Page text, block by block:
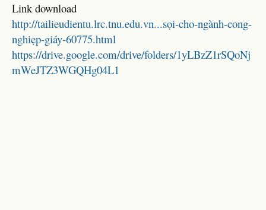
Link download
http://tailieudientu.lrc.tnu.edu.vn...sọi-cho-ngành-cong-
nghiẹp-giáy-60775.html
https://drive.google.com/drive/folders/1yLBzZ1rSQoNj
mWeJTZ3WGQHg04L1